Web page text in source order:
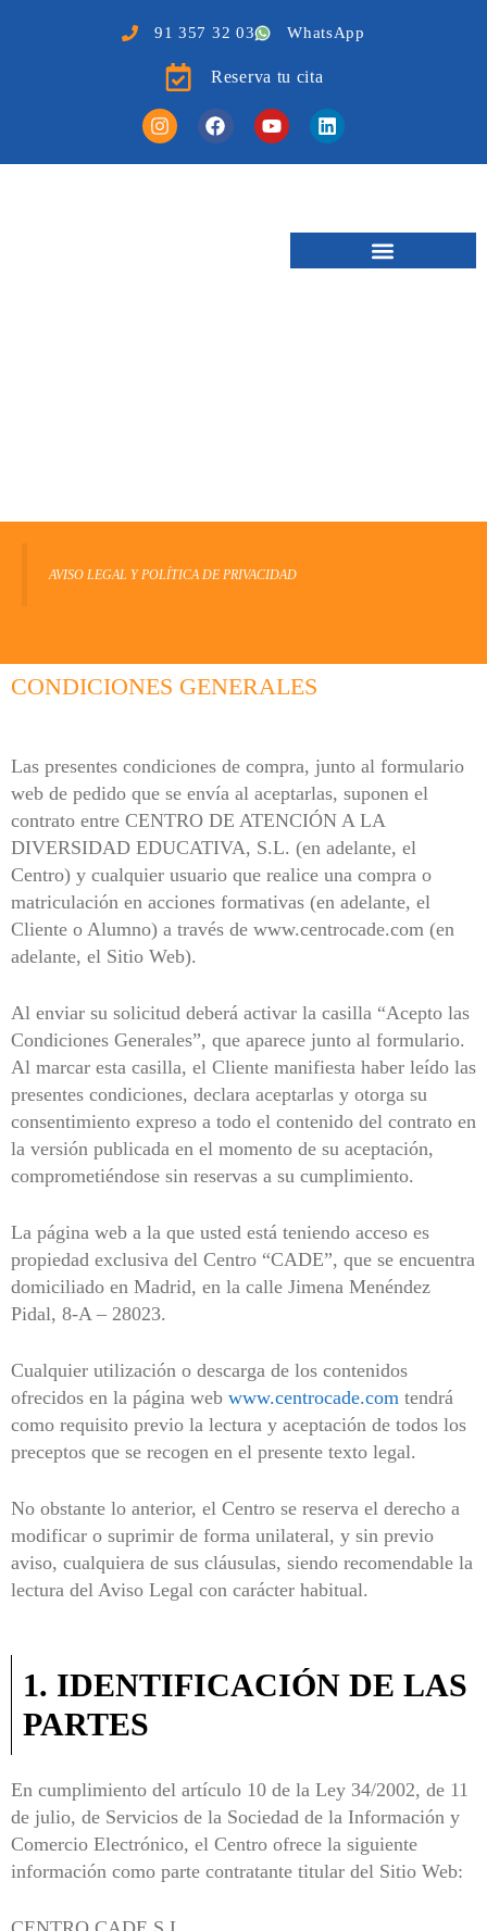
91 357 32 03 WhatsApp
Reserva tu cita
AVISO LEGAL Y POLÍTICA DE PRIVACIDAD
CONDICIONES GENERALES
Las presentes condiciones de compra, junto al formulario
web de pedido que se envía al aceptarlas, suponen el
contrato entre CENTRO DE ATENCIÓN A LA
DIVERSIDAD EDUCATIVA, S.L. (en adelante, el
Centro) y cualquier usuario que realice una compra o
matriculación en acciones formativas (en adelante, el
Cliente o Alumno) a través de www.centrocade.com (en
adelante, el Sitio Web).
Al enviar su solicitud deberá activar la casilla “Acepto las
Condiciones Generales”, que aparece junto al formulario.
Al marcar esta casilla, el Cliente manifiesta haber leído las
presentes condiciones, declara aceptarlas y otorga su
consentimiento expreso a todo el contenido del contrato en
la versión publicada en el momento de su aceptación,
comprometiéndose sin reservas a su cumplimiento.
La página web a la que usted está teniendo acceso es
propiedad exclusiva del Centro “CADE”, que se encuentra
domiciliado en Madrid, en la calle Jimena Menéndez
Pidal, 8-A – 28023.
Cualquier utilización o descarga de los contenidos
ofrecidos en la página web www.centrocade.com tendrá
como requisito previo la lectura y aceptación de todos los
preceptos que se recogen en el presente texto legal.
No obstante lo anterior, el Centro se reserva el derecho a
modificar o suprimir de forma unilateral, y sin previo
aviso, cualquiera de sus cláusulas, siendo recomendable la
lectura del Aviso Legal con carácter habitual.
1. IDENTIFICACIÓN DE LAS
PARTES
En cumplimiento del artículo 10 de la Ley 34/2002, de 11
de julio, de Servicios de la Sociedad de la Información y
Comercio Electrónico, el Centro ofrece la siguiente
información como parte contratante titular del Sitio Web: